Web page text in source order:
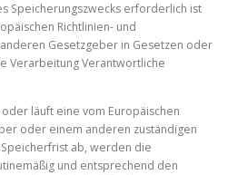
Speicherungszwecks erforderlich ist
Richtlinien- und
Gesetzgeber in Gesetzen oder
Verarbeitung Verantwortliche
läuft eine vom Europäischen
oder einem anderen zuständigen
ab, werden die
und entsprechend den